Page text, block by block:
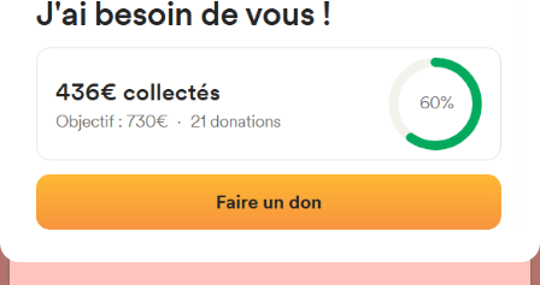
64130 Abense-de-Bas France
Photos Commentaires et avis